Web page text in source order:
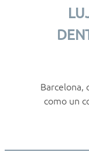
Barcelona,
como un